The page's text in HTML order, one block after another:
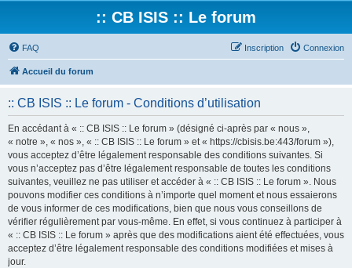
:: CB ISIS :: Le forum
FAQ Connexion
Inscription
Accueil du forum
:: CB ISIS :: Le forum - Conditions d’utilisation
En accédant à « :: CB ISIS :: Le forum » (désigné ci-après par « nous »,
« notre », « nos », « :: CB ISIS :: Le forum » et « https://cbisis.be:443/forum »),
vous acceptez d’être légalement responsable des conditions suivantes. Si
vous n’acceptez pas d’être légalement responsable de toutes les conditions
suivantes, veuillez ne pas utiliser et accéder à « :: CB ISIS :: Le forum ». Nous
pouvons modifier ces conditions à n’importe quel moment et nous essaierons
de vous informer de ces modifications, bien que nous vous conseillons de
vérifier régulièrement par vous-même. En effet, si vous continuez à participer à
« :: CB ISIS :: Le forum » après que des modifications aient été effectuées, vous
acceptez d’être légalement responsable des conditions modifiées et mises à
jour.